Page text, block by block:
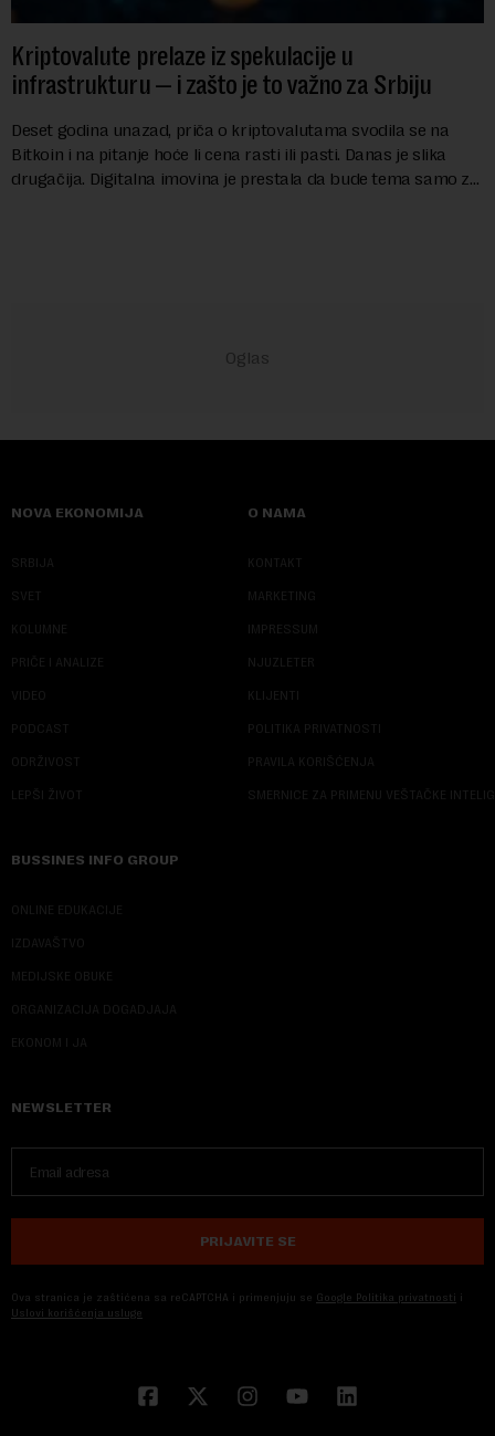
Kriptovalute prelaze iz spekulacije u
infrastrukturu — i zašto je to važno za Srbiju
Deset godina unazad, priča o kriptovalutama svodila se na
Bitkoin i na pitanje hoće li cena rasti ili pasti. Danas je slika
drugačija. Digitalna imovina je prestala da bude tema samo za
NOVA EKONOMIJA
SRBIJA
SVET
KOLUMNE
PRIČE I ANALIZE
VIDEO
PODCAST
ODRŽIVOST
LEPŠI ŽIVOT
O NAMA
KONTAKT
MARKETING
IMPRESSUM
NJUZLETER
KLIJENTI
POLITIKA PRIVATNOSTI
PRAVILA KORIŠĆENJA
SMERNICE ZA PRIMENU VEŠTAČKE
BUSSINES INFO GROUP
ONLINE EDUKACIJE
IZDAVAŠTVO
MEDIJSKE OBUKE
ORGANIZACIJA DOGADJAJA
EKONOM I JA
NEWSLETTER
PRIJAVITE SE
Ova stranica je zaštićena sa reCAPTCHA i primenjuju se Google Politika privatnosti i
Uslovi korišćenja usluge